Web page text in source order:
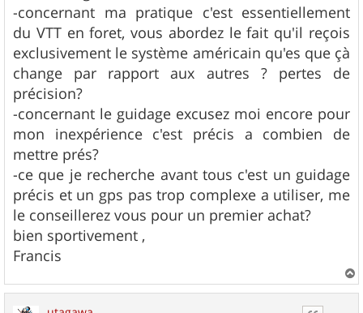
-concernant ma pratique c'est essentiellement
du VTT en foret, vous abordez le fait qu'il reçois
exclusivement le système américain qu'es que çà
change par rapport aux autres ? pertes de
précision?
-concernant le guidage excusez moi encore pour
mon inexpérience c'est précis a combien de
mettre prés?
-ce que je recherche avant tous c'est un guidage
précis et un gps pas trop complexe a utiliser, me
le conseillerez vous pour un premier achat?
bien sportivement ,
Francis
a